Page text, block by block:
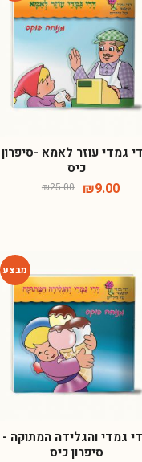
₪497.00 ₪135.00
חבילת ההפתעות של דדי גמדי
-64%
גמדי עוזר לאמא -סיפרון
כיס
₪25.00 ₪9.00
-64%
גמדי והגלידה המתוקה -
סיפרון כיס